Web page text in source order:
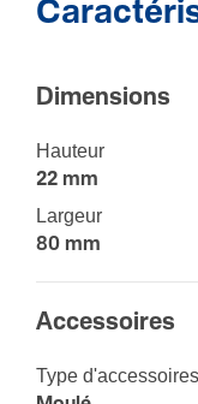
Dimen­sions
Hauteur
22 mm
Largeur
80 mm
Acces­soires
Type d'ac­ces­soires